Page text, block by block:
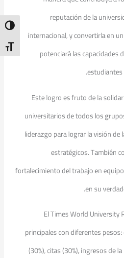
reputación de la
internacional, y convertirla en
potenciará las capacidades
estudiantes
Este logro es fruto de la
universitarios de todos los
liderazgo para lograr la visión
estratégicos. También
fortalecimiento del trabajo en
en su
El Times World University
principales con diferentes
(30%), citas (30%), ingresos de